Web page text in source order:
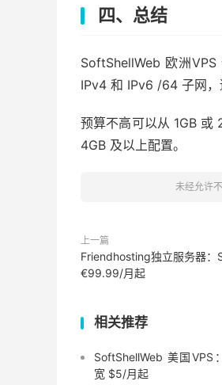
四、总结
SoftShellWeb 欧洲
IPv4 和 IPv6 /64 子网，
预算不高可以从 1GB 或
4GB 及以上配置。
未经允许不
上一篇
Friendhosting独立服务器：
€99.99/月起
相关推荐
SoftShellWeb 美国VPS
宽 $5/月起